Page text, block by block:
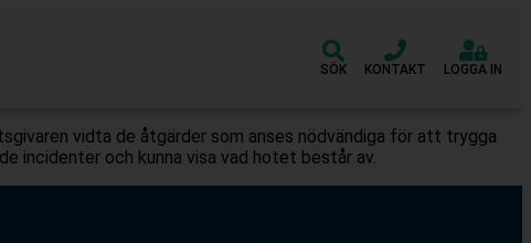
SÖK KONTAKT LOGGA IN
vidta de åtgärder som anses nödvändiga för att trygga
incidenter och kunna visa vad hotet består av.